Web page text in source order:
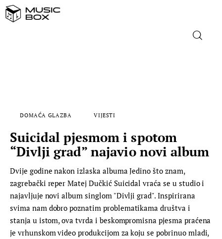
FILM
MUSIC BOX
DOMAĆA GLAZBA VIJESTI
Suicidal pjesmom i spotom
“Divlji grad” najavio novi album
Dvije godine nakon izlaska albuma Jedino što znam,
zagrebački reper Matej Dučkić Suicidal vraća se u studio i
najavljuje novi album singlom "Divlji grad". Inspirirana
svima nam dobro poznatim problematikama društva i
stanja u istom, ova tvrda i beskompromisna pjesma praćena
je vrhunskom video produkcijom za koju se pobrinuo mladi,